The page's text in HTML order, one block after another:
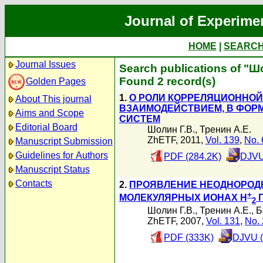
Journal of
HOME
Journal Issues
Golden Pages
About This journal
Aims and Scope
Editorial Board
Manuscript Submission
Guidelines for Authors
Manuscript Status
Contacts
Search publications of
Found 2 record(s)
1. О РОЛИ
ВЗАИМОДЕЙСТВИЕМ, В
СИСТЕМ
Шолин Г.В., Тренин А.Е.
ZhETF, 2011, Vol. 139, No.
PDF (284.2K)
2. ПРОЯВЛЕНИЕ
МОЛЕКУЛЯРНЫХ ИОНАХ H +
2
Шолин Г.В., Тренин А.Е.,
ZhETF, 2007, Vol. 131, No.
PDF (333K)
DJVU